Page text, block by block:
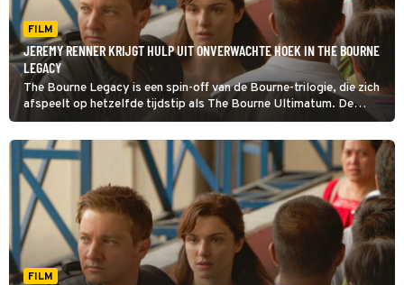
FILM
JEREMY RENNER KRIJGT HULP UIT ONVERWACHTE HOEK IN THE BOURNE
LEGACY
The Bourne Legacy is een spin-off van de Bourne-trilogie, die zich
afspeelt op hetzelfde tijdstip als The Bourne Ultimatum. De
overheid wijst CIA-agent Aaron Cross aan voor operatie Outcome.
Hij vertrekt naar Alaska.
FILM